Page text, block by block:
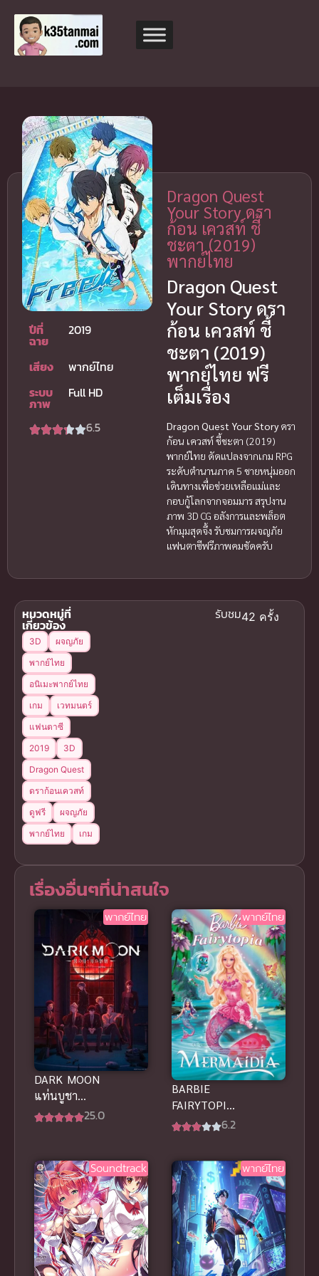
ปีที่
ฉาย
2019
เสียง
พากย์ไทย
ระบบ
ภาพ
Full HD
6.5
Dragon Quest
Your Story ดรา
ก้อน เควสท์ ชี้
ชะตา (2019)
พากย์ไทย
Dragon Quest
Your Story ดรา
ก้อน เควสท์ ชี้
ชะตา (2019)
พากย์ไทย ฟรี
เต็มเรื่อง
Dragon Quest Your Storyดรา
ก้อน เควสท์ ชี้ชะตา (2019)
พากย์ไทย ดัดแปลงจากเกม RPG
ระดับตำนานภาค 5 ชายหนุ่มออก
เดินทางเพื่อช่วยเหลือแม่และ
กอบกู้โลกจากจอมมาร สรุปงาน
ภาพ 3D CG อลังการและพล็อต
หักมุมสุดจึ้ง รับชมการผจญภัย
แฟนตาซีฟรีภาพคมชัดครับ
รับชม42 ครั้ง
หมวดหมู่ที่
เกี่ยวข้อง
3D
ผจญภัย
พากย์ไทย
อนิเมะพากย์ไทย
เกม
เวทมนตร์
แฟนตาซี
2019
3D
Dragon Quest
ดราก้อนเควสท์
ดูฟรี
ผจญภัย
พากย์ไทย
เกม
เรื่องอื่นๆที่น่าสนใจ
พากย์ไทย
DARK MOON
แท่นบูชา
พระจันทร์25.0
พากย์ไทย
BARBIE
FAIRYTOPIA
MERMAIDIA
ในดินแดนใต้
สมุทร พากย์
ไทย
6.2
Soundtrack พากย์ไทย